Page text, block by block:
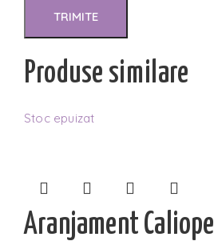
Produse similare
Stoc epuizat
Aranjament Caliope